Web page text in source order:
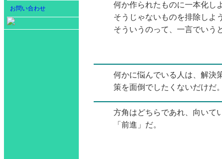
お問い合わせ
何か作られたものに一本化し
そうじゃないものを排除しよ
そういうのって、一言でいう
何かに悩んでいる人は、解決
策を面倒でしたくないだけだ
方角はどちらであれ、向いて
「前進」だ。